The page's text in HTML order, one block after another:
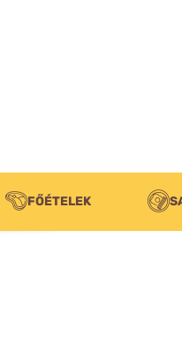
FŐÉTELEK